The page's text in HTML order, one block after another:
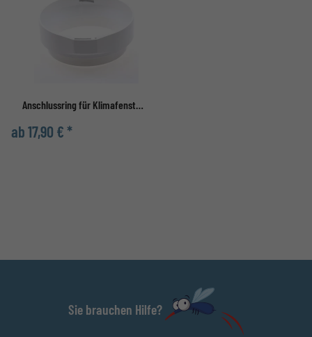
Anschlussring für Klimafenster
ab 17,90 € *
Sie brauchen Hilfe?